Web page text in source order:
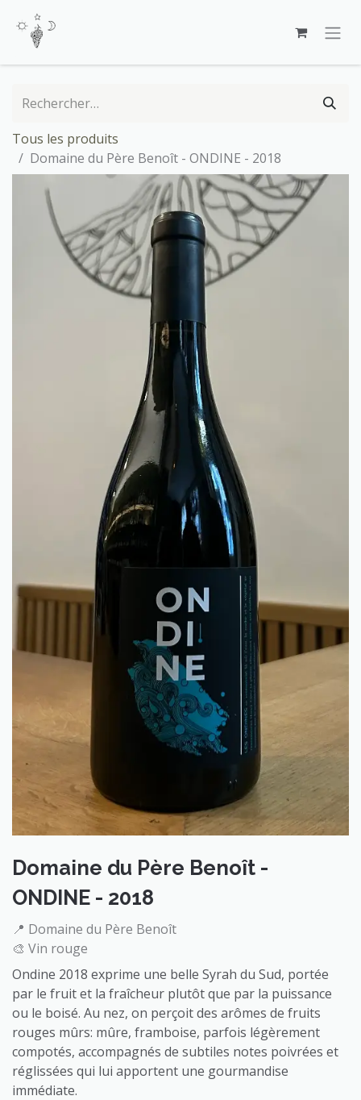
Tous les produits
Domaine du Père Benoît - ONDINE - 2018
Domaine du Père Benoît -
ONDINE - 2018
📍 Domaine du Père Benoît
🎨 Vin rouge
Ondine 2018 exprime une belle Syrah du Sud, portée
par le fruit et la fraîcheur plutôt que par la puissance
ou le boisé. Au nez, on perçoit des arômes de fruits
rouges mûrs: mûre, framboise, parfois légèrement
compotés, accompagnés de subtiles notes poivrées et
réglissées qui lui apportent une gourmandise
immédiate.